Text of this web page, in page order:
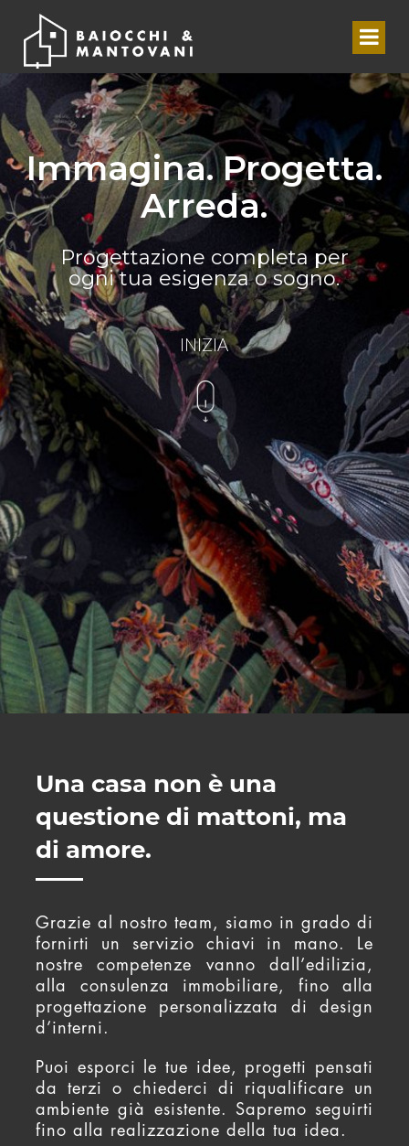
Una casa non è una
questione di mattoni, ma
di amore.
Grazie al nostro team, siamo in grado di
fornirti un servizio chiavi in mano. Le
nostre competenze vanno dall’edilizia,
alla consulenza immobiliare, fino alla
progettazione personalizzata di design
d’interni.
Puoi esporci le tue idee, progetti pensati
da terzi o chiederci di riqualificare un
ambiente già esistente. Sapremo seguirti
fino alla realizzazione della tua idea.